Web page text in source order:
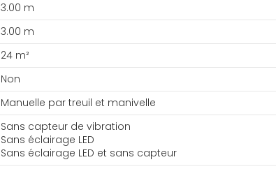
3.00 m
3.00 m
24 m²
Non
Manuelle par treuil et manivelle
Sans capteur de vibration
Sans éclairage LED
Sans éclairage LED et sans capteur